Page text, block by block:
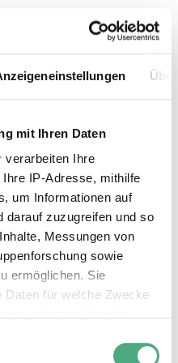
mit Ihren Daten
verarbeiten Ihre
IP-Adresse, mithilfe
um Informationen auf
darauf zuzugreifen und so
Messungen von
sowie
ermöglichen. Sie
Daten für welche Zwecke
Völklinger Hütte mit
Völklinger Hütte | Karl
©
Hütte